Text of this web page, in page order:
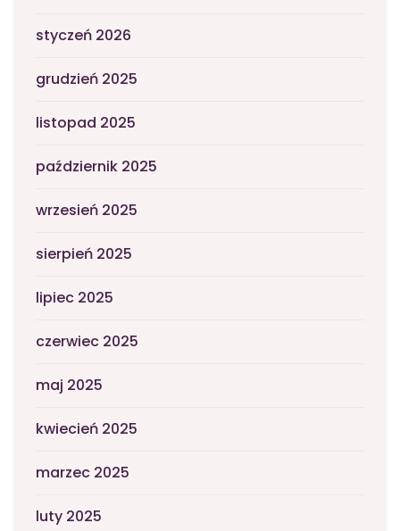
styczeń 2026
grudzień 2025
listopad 2025
październik 2025
wrzesień 2025
sierpień 2025
lipiec 2025
czerwiec 2025
maj 2025
kwiecień 2025
marzec 2025
luty 2025